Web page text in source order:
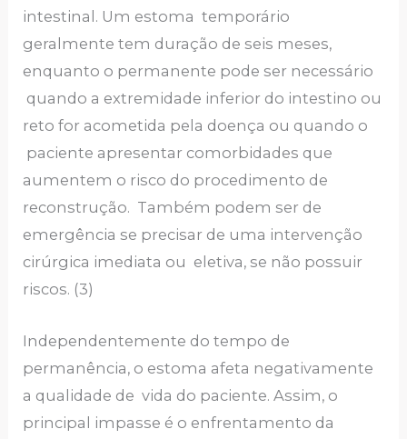
intestinal. Um estoma temporário
geralmente tem duração de seis meses,
enquanto o permanente pode ser necessário
quando a extremidade inferior do intestino ou
reto for acometida pela doença ou quando o
paciente apresentar comorbidades que
aumentem o risco do procedimento de
reconstrução. Também podem ser de
emergência se precisar de uma intervenção
cirúrgica imediata ou eletiva, se não possuir
riscos. (3)
Independentemente do tempo de
permanência, o estoma afeta negativamente
a qualidade de vida do paciente. Assim, o
principal impasse é o enfrentamento da